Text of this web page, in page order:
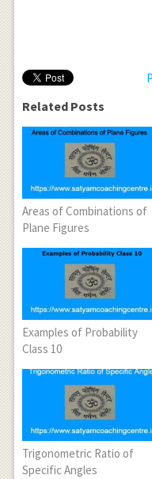
Related Posts
Areas of Combinations of
Plane Figures
Examples of Probability
Class 10
Trigonometric Ratio of
Specific Angles